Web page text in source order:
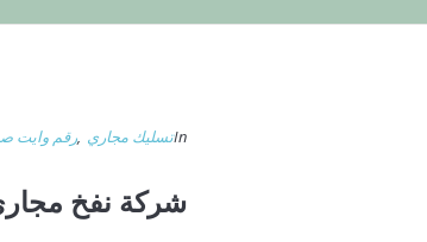
Inتسليك مجاري ,رقم وايت
شركة نفخ